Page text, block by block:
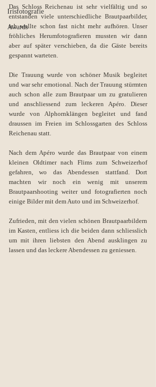
Irisfotografie
Awards
Das Schloss Reichenau ist sehr vielfältig und so
entstanden viele unterschiedliche Brautpaarbilder,
ich wollte schon fast nicht mehr aufhören. Unser
fröhliches Herumfotografieren mussten wir dann
aber auf später verschieben, da die Gäste bereits
gespannt warteten.
Die Trauung wurde von schöner Musik begleitet
und war sehr emotional. Nach der Trauung stürmten
auch schon alle zum Brautpaar um zu gratulieren
und anschliessend zum leckeren Apéro. Dieser
wurde von Alphornklängen begleitet und fand
draussen im Freien im Schlossgarten des Schloss
Reichenau statt.
Nach dem Apéro wurde das Brautpaar von einem
kleinen Oldtimer nach Flims zum Schweizerhof
gefahren, wo das Abendessen stattfand. Dort
machten wir noch ein wenig mit unserem
Brautpaarshooting weiter und fotografierten noch
einige Bilder mit dem Auto und im Schweizerhof.
Zufrieden, mit den vielen schönen Brautpaarbildern
im Kasten, entliess ich die beiden dann schliesslich
um mit ihren liebsten den Abend ausklingen zu
lassen und das leckere Abendessen zu geniessen.